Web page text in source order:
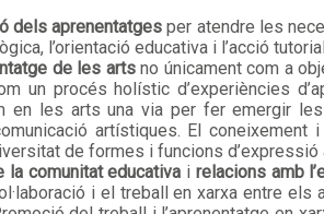
dels aprenentatges per atendre les
l’orientació educativa i l’acció
de les artsno únicament com a
un procés holístic d’experiències
en les arts una via per fer emergir
artístiques. El
de formes i funcions d’expressió
comunitat educativa i relacions amb
i el treball en xarxa entre